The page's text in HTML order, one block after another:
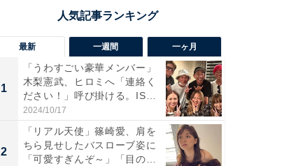
最新 一週間 一ヶ月
1
「うわすごい豪華メンバー」
木梨憲武、ヒロミへ「連絡く
ださい！」呼び掛ける。IS
S...
2024/10/17
2
「リアル天使」篠崎愛、肩を
ちら見せしたバスローブ姿に
「可愛すぎんぞ～」「目の表